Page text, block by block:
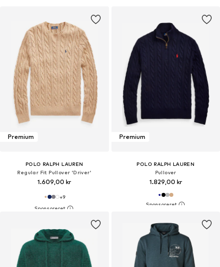
Premium
POLO RALPH LAUREN
Regular Fit Pullover 'Driver'
1.609,00 kr
+9
Premium
POLO RALPH LAUREN
Pullover
1.829,00 kr